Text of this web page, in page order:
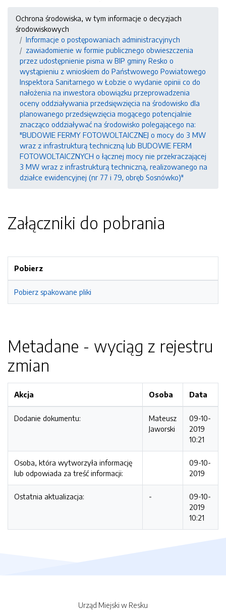
Ochrona środowiska, w tym informacje o decyzjach
środowiskowych
Informacje o postępowaniach administracyjnych
zawiadomienie w formie publicznego obwieszczenia
przez udostępnienie pisma w BIP gminy Resko o
wystąpieniu z wnioskiem do Państwowego Powiatowego
Inspektora Sanitarnego w Łobzie o wydanie opinii co do
nałożenia na inwestora obowiązku przeprowadzenia
oceny oddziaływania przedsięwzięcia na środowisko dla
planowanego przedsięwzięcia mogącego potencjalnie
znacząco oddziaływać na środowisko polegającego na:
"BUDOWIE FERMY FOTOWOLTAICZNEJ o mocy do 3 MW
wraz z infrastrukturą techniczną lub BUDOWIE FERM
FOTOWOLTAICZNYCH o łącznej mocy nie przekraczającej
3 MW wraz z infrastrukturą techniczną, realizowanego na
działce ewidencyjnej (nr 77 i 79, obręb Sosnówko)"
Załączniki do pobrania
Pobierz
Pobierz spakowane pliki
Metadane - wyciąg z rejestru
zmian
Akcja Osoba Data
Dodanie dokumentu:
Mateusz
Jaworski
09-10-
2019
10:21
Osoba, która wytworzyła informację
lub odpowiada za treść informacji:
09-10-
2019
Ostatnia aktualizacja: -
09-10-
2019
10:21
Urząd Miejski w Resku